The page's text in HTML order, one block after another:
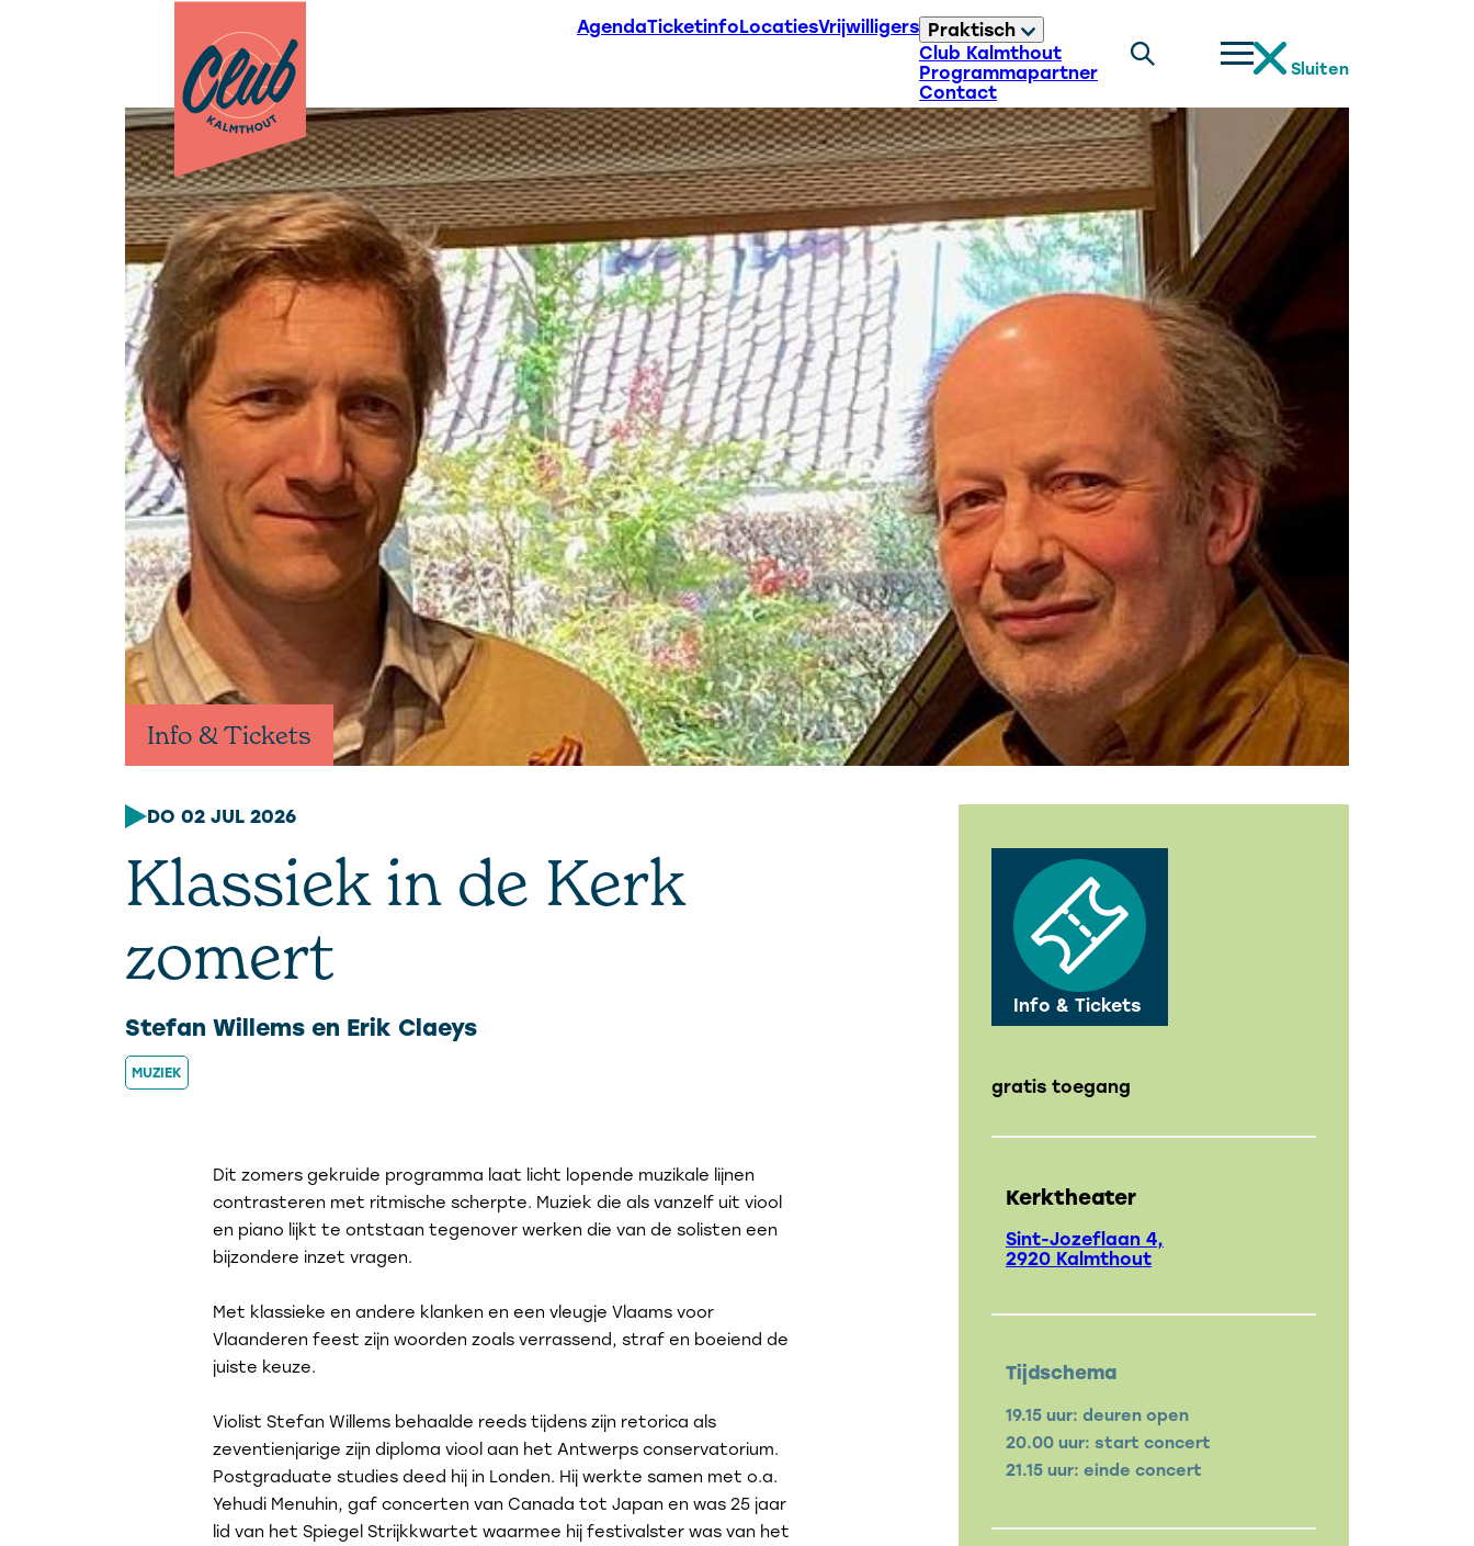
AgendaTicketinfoLocatiesVrijwilligers Praktisch
Club Kalmthout
Programmapartner
Contact
Sluiten
Info & Tickets
DO 02 JUL 2026
Klassiek in de Kerk
zomert
Stefan Willems en Erik Claeys
MUZIEK
Dit zomers gekruide programma laat licht lopende muzikale lijnen
contrasteren met ritmische scherpte. Muziek die als vanzelf uit viool
en piano lijkt te ontstaan tegenover werken die van de solisten een
bijzondere inzet vragen.
Met klassieke en andere klanken en een vleugje Vlaams voor
Vlaanderen feest zijn woorden zoals verrassend, straf en boeiend de
juiste keuze.
Violist Stefan Willems behaalde reeds tijdens zijn retorica als
zeventienjarige zijn diploma viool aan het Antwerps conservatorium.
Postgraduate studies deed hij in Londen. Hij werkte samen met o.a.
Yehudi Menuhin, gaf concerten van Canada tot Japan en was 25 jaar
lid van het Spiegel Strijkkwartet waarmee hij festivalster was van het
Info & Tickets
gratis toegang
Kerktheater
Sint-Jozeflaan 4,
2920 Kalmthout
Tijdschema
19.15 uur: deuren open
20.00 uur: start concert
21.15 uur: einde concert